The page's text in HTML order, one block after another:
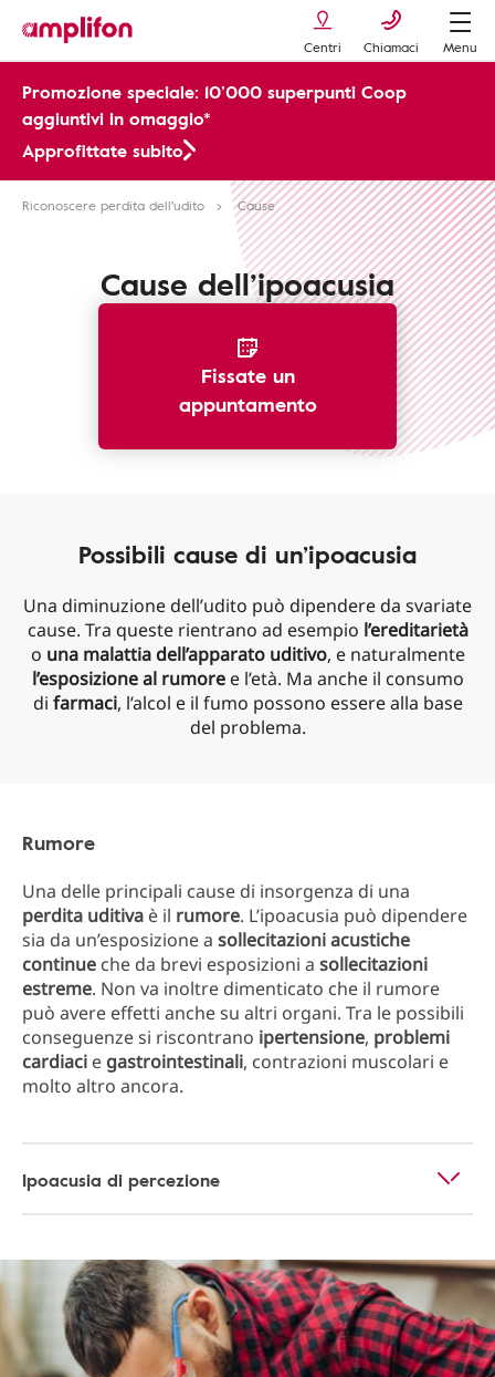
Centri Chiamaci Menu
Promozione speciale: 10’000 superpunti Coop
aggiuntivi in omaggio*
Approfittate subito
Riconoscere perdita dell'udito Cause
Cause dell’ipoacusia
Fissate un
appuntamento
Possibili cause di un’ipoacusia
Una diminuzione dell’udito può dipendere da svariate
cause. Tra queste rientrano ad esempio l’ereditarietà
o una malattia dell’apparato uditivo, e naturalmente
l’esposizione al rumoree l’età. Ma anche il consumo
di farmaci, l’alcol e il fumo possono essere alla base
del problema.
Rumore
Una delle principali cause di insorgenza di una
perdita uditiva è il rumore. L’ipoacusia può dipendere
sia da un’esposizione a sollecitazioni acustiche
continue che da brevi esposizioni a sollecitazioni
estreme. Non va inoltre dimenticato che il rumore
può avere effetti anche su altri organi. Tra le possibili
conseguenze si riscontrano ipertensione, problemi
cardiaci e gastrointestinali, contrazioni muscolari e
molto altro ancora.
Ipoacusia di percezione